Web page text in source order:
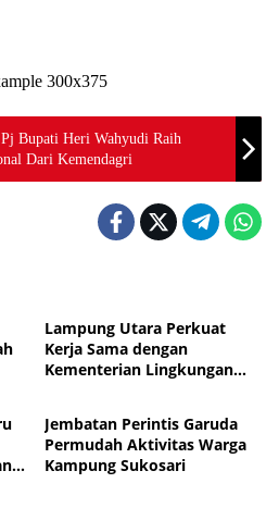
Bupati Heri Wahyudi Raih
Dari Kemendagri
Lampung Utara Perkuat
Kerja Sama dengan
Kementerian Lingkungan
Daerah
Jembatan Perintis Garuda
Permudah Aktivitas Warga
Kampung Sukosari
Daerah